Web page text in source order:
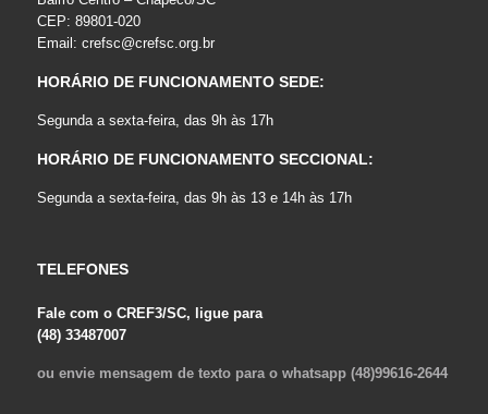
CEP: 89801-020
Email: crefsc@crefsc.org.br
HORÁRIO DE FUNCIONAMENTO SEDE:
Segunda a sexta-feira, das 9h às 17h
HORÁRIO DE FUNCIONAMENTO SECCIONAL:
Segunda a sexta-feira, das 9h às 13 e 14h às 17h
TELEFONES
Fale com o CREF3/SC, ligue para
(48) 33487007
ou envie mensagem de texto para o whatsapp (48)99616-2644